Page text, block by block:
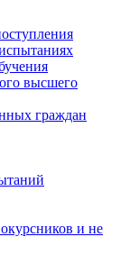
высшего
граждан
и не